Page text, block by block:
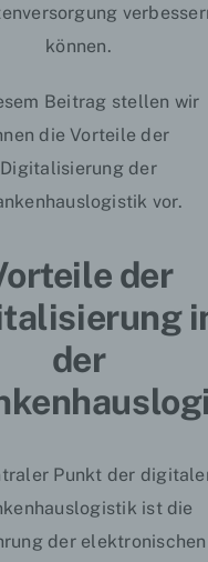
können.
Beitrag stellen wir
die Vorteile der
Digitalisierung der
vor.
der
der
Punkt der
ist die
der elektronischen